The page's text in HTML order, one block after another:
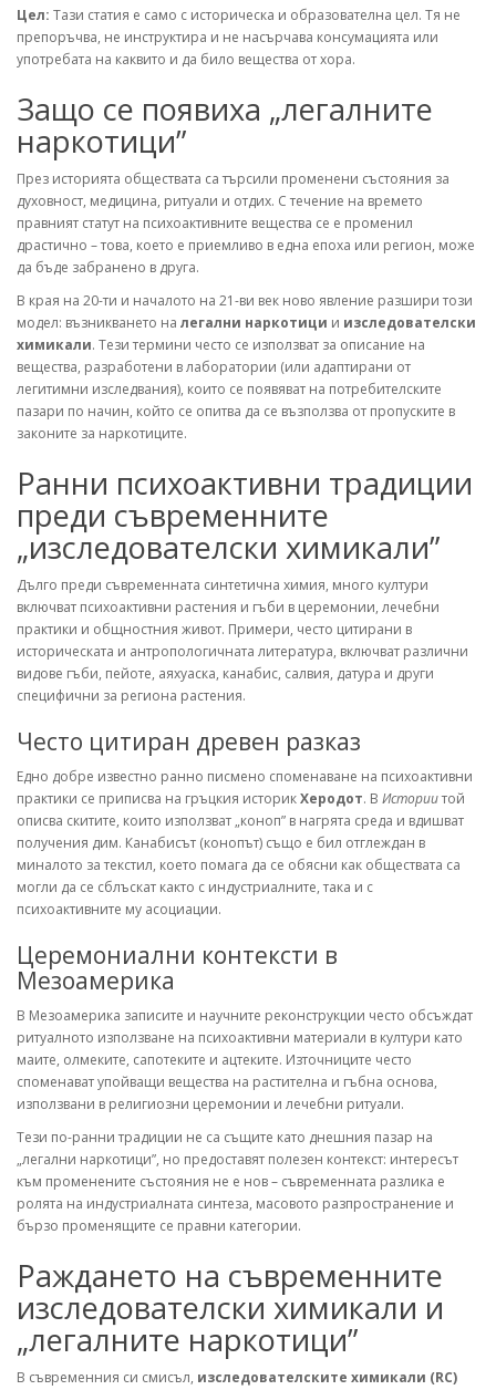
Цел: Тази статия е само с историческа и образователна цел. Тя не
препоръчва, не инструктира и не насърчава консумацията или
употребата на каквито и да било вещества от хора.
Защо се появиха „легалните
наркотици”
През историята обществата са търсили променени състояния за
духовност, медицина, ритуали и отдих. С течение на времето
правният статут на психоактивните вещества се е променил
драстично – това, което е приемливо в една епоха или регион, може
да бъде забранено в друга.
В края на 20-ти и началото на 21-ви век ново явление разшири този
модел: възникването на легални наркотици и изследователски
химикали. Тези термини често се използват за описание на
вещества, разработени в лаборатории (или адаптирани от
легитимни изследвания), които се появяват на потребителските
пазари по начин, който се опитва да се възползва от пропуските в
законите за наркотиците.
Ранни психоактивни традиции
преди съвременните
„изследователски химикали”
Дълго преди съвременната синтетична химия, много култури
включват психоактивни растения и гъби в церемонии, лечебни
практики и общностния живот. Примери, често цитирани в
историческата и антропологичната литература, включват различни
видове гъби, пейоте, аяхуаска, канабис, салвия, датура и други
специфични за региона растения.
Често цитиран древен разказ
Едно добре известно ранно писмено споменаване на психоактивни
практики се приписва на гръцкия историкХеродот. В Историитой
описва скитите, които използват „коноп” в нагрята среда и вдишват
получения дим. Канабисът (конопът) също е бил отглеждан в
миналото за текстил, което помага да се обясни как обществата са
могли да се сблъскат както с индустриалните, така и с
психоактивните му асоциации.
Церемониални контексти в
Мезоамерика
В Мезоамерика записите и научните реконструкции често обсъждат
ритуалното използване на психоактивни материали в култури като
маите, олмеките, сапотеките и ацтеките. Източниците често
споменават упойващи вещества на растителна и гъбна основа,
използвани в религиозни церемонии и лечебни ритуали.
Тези по-ранни традиции не са същите като днешния пазар на
„легални наркотици”, но предоставят полезен контекст: интересът
към променените състояния не е нов – съвременната разлика е
ролята на индустриалната синтеза, масовото разпространение и
бързо променящите се правни категории.
Раждането на съвременните
изследователски химикали и
„легалните наркотици”
В съвременния си смисъл, изследователските химикали (RC)